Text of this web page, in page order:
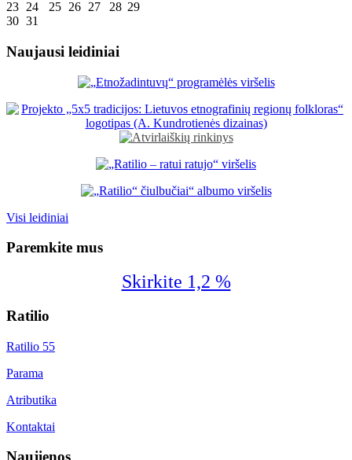
23 24 25 26 27 28 29
30 31
Naujausi leidiniai
Visi leidiniai
Paremkite mus
Skirkite 1,2 %
Ratilio
Ratilio 55
Parama
Atributika
Kontaktai
Naujienos